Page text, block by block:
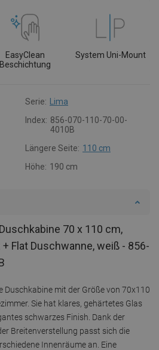
EasyClean
Beschichtung
System Uni-Mount
Serie:
Lima
Index: 856-070-110-70-00-
4010B
Längere Seite: 110 cm
Höhe: 190 cm
70 x 110 cm,
Flat Duschwanne, weiß - 856-
Duschkabine mit der Größe von 70x110
Sie hat klares, gehärtetes Glas
schwarzes Finish. Dank der
Breitenverstellung passt sich die
Innenräume an. Eine